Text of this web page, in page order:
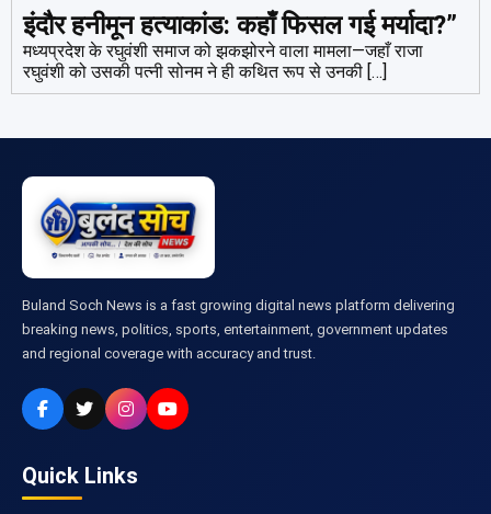
इंदौर हनीमून हत्याकांड: कहाँ फिसल गई मर्यादा?”
मध्यप्रदेश के रघुवंशी समाज को झकझोरने वाला मामला—जहाँ राजा
रघुवंशी को उसकी पत्नी सोनम ने ही कथित रूप से उनकी […]
Buland Soch News is a fast growing digital news platform delivering
breaking news, politics, sports, entertainment, government updates
and regional coverage with accuracy and trust.
Quick Links